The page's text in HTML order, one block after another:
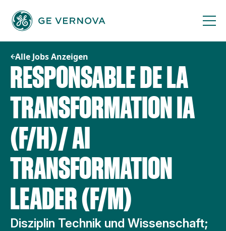
Inhalt
springen
Alle Jobs Anzeigen
RESPONSABLE DE LA
TRANSFORMATION IA
(F/H)/ AI
TRANSFORMATION
LEADER (F/M)
Disziplin Technik und Wissenschaft;